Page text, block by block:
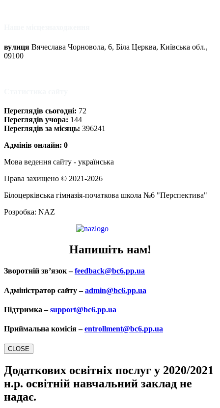
вулиця Вячеслава Чорновола, 6, Біла Церква, Київська обл.,
09100
Переглядів сьогодні: 72
Переглядів учора: 144
Переглядів за місяць: 396241
Адмінів онлайн: 0
Мова ведення сайту - українська
Права захищено © 2021-2026
Білоцерківська гімназія-початкова школа №6 "Перспектива"
Розробка: NAZ
Напишіть нам!
Зворотній зв’язок –feedback@bc6.pp.ua
Адміністратор сайту –admin@bc6.pp.ua
Підтримка –support@bc6.pp.ua
Приймальна комісія –entrollment@bc6.pp.ua
CLOSE
Додаткових освітніх послуг у 2020/2021
н.р. освітній навчальний заклад не
надає.